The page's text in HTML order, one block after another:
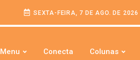
SEXTA-FEIRA, 7 DE AGO. DE 2026
Menu Conecta Colunas